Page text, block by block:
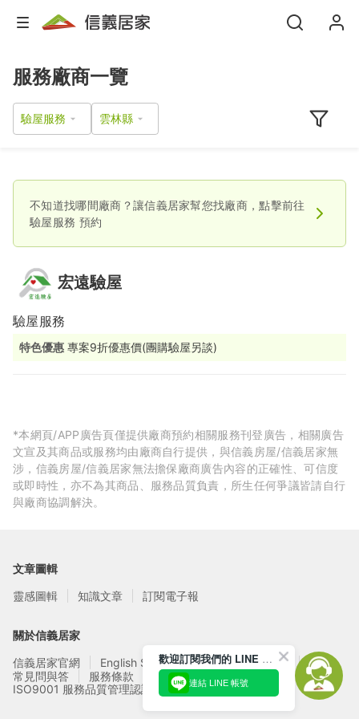
服務廠商一覽
驗屋服務
不知道找哪間廠商？讓信義居家幫您找廠商，點擊前往
驗屋服務 預約
宏遠驗屋
驗屋服務
特色優惠 專案9折優惠價(團購驗屋另談)
*本網頁/APP廣告頁僅提供廠商預約相關服務刊登廣告，相關廣告
文宣及其商品或服務均由廠商自行提供，與信義房屋/信義居家無
涉，信義房屋/信義居家無法擔保廠商廣告內容的正確性、可信度
或即時性，亦不為其商品、服務品質負責，所生任何爭議皆請自行
與廠商協調解決。
文章圖輯
靈感圖輯
知識文章 訂閱電子報
關於信義居家
信義居家官網
English Service
信義居家廠商募集
常見問與答
服務條款
隱私權政策
ISO9001 服務品質管理認證
歡迎訂閱我們的 LINE 官方帳號
連結 LINE 帳號